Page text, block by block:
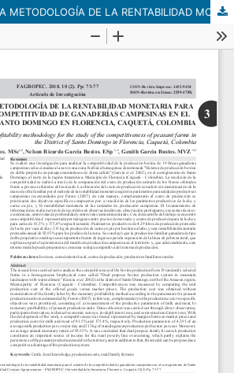
APLICACIÓN DE LA METODOLOGÍA DE LA RENTABILIDAD MONETARIA PARA EL ESTUDIO DE LA COMPETITIVIDAD DE GANADERÍAS CAMPESINAS EN EL CORREGIMIENTO DE SANTO DOMINGO EN FLORENCIA, CAQUETÁ, COLOMBIA